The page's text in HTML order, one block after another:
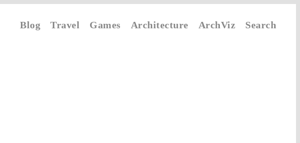
Search
ArchViz
Architecture
Games
Travel
Blog